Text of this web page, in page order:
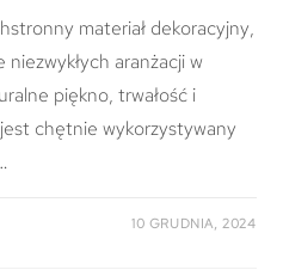
materiał dekoracyjny,
aranżacji w
piękno, trwałość i
chętnie wykorzystywany
10 GRUDNIA, 2024